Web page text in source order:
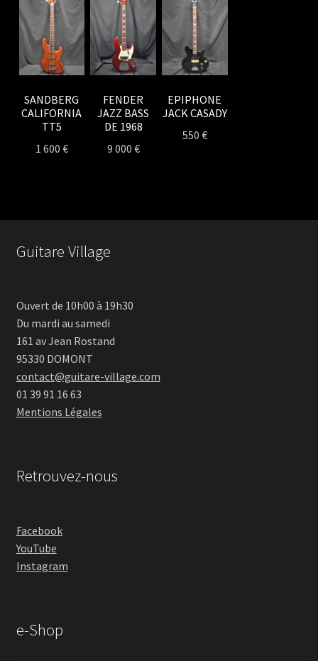
SANDBERG
CALIFORNIA
TT5
1 600 €
FENDER
JAZZ BASS
DE 1968
9 000 €
EPIPHONE
JACK CASADY
550 €
Guitare Village
Ouvert de 10h00 à 19h30
Du mardi au samedi
161 av Jean Rostand
95330 DOMONT
contact@guitare-village.com
01 39 91 16 63
Mentions Légales
Retrouvez-nous
Facebook
YouTube
Instagram
e-Shop